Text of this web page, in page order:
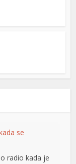
se
radio kada je